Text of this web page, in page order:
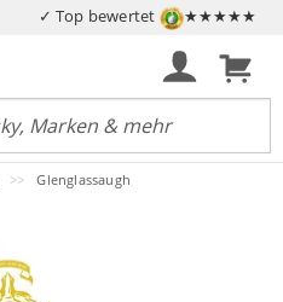
✓ Top bewertet ★★★★★
Glenglassaugh